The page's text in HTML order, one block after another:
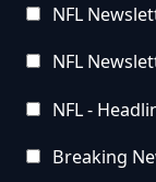
NFL
NFL
NFL -
Breaking